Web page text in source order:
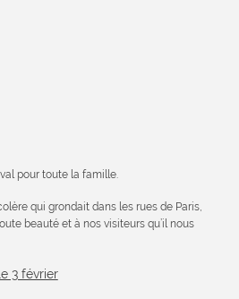
pour toute la famille.
qui grondait dans les rues de Paris,
beauté et à nos visiteurs qu’il nous
3 février